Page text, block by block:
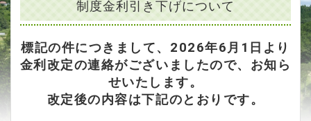
制度金利引き下げについて
標記の件につきまして、2026年6月1日より
金利改定の連絡がございましたので、お知ら
せいたします。
改定後の内容は下記のとおりです。